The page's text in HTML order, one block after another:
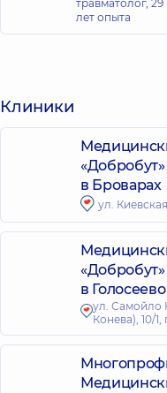
травматолог, 29
лет опыта
Клиники
в Броварах
ул.
в Голосеево
ул. Самойло
Конева), 10/1,